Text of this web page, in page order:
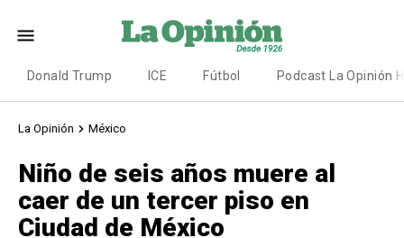
Donald Trump ICE Fútbol Podcast La Opinión
La Opinión México
Niño de seis años muere al
caer de un tercer piso en
Ciudad de México